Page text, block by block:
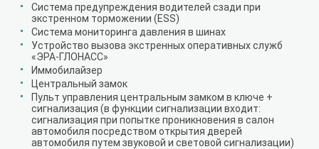
Система предупреждения водителей сзади при
экстренном торможении (ESS)
Система мониторинга давления в шинах
Устройство вызова экстренных оперативных служб
«ЭРА-ГЛОНАСС»
Иммобилайзер
Центральный замок
Пульт управления центральным замком в ключе +
сигнализация (в функции сигнализации входит:
сигнализация при попытке проникновения в салон
автомобиля посредством открытия дверей
автомобиля путем звуковой и световой сигнализации)